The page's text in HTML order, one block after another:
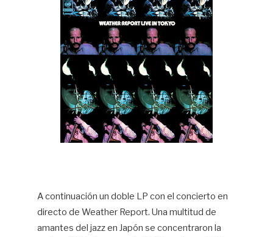
A continuación un doble LP con el concierto en
directo de Weather Report. Una multitud de
amantes del jazz en Japón se concentraron la